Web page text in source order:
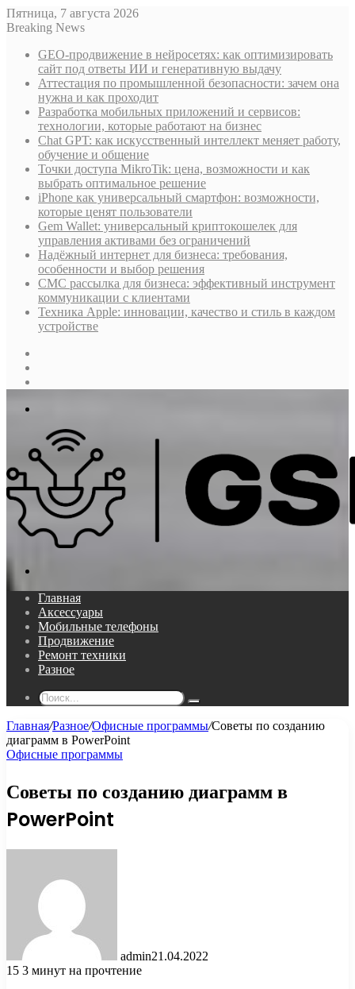
Пятница, 7 августа 2026
Breaking News
GEO-продвижение в нейросетях: как оптимизировать
сайт под ответы ИИ и генеративную выдачу
Аттестация по промышленной безопасности: зачем она
нужна и как проходит
Разработка мобильных приложений и сервисов:
технологии, которые работают на бизнес
Chat GPT: как искусственный интеллект меняет работу,
обучение и общение
Точки доступа MikroTik: цена, возможности и как
выбрать оптимальное решение
iPhone как универсальный смартфон: возможности,
которые ценят пользователи
Gem Wallet: универсальный криптокошелек для
управления активами без ограничений
Надёжный интернет для бизнеса: требования,
особенности и выбор решения
СМС рассылка для бизнеса: эффективный инструмент
коммуникации с клиентами
Техника Apple: инновации, качество и стиль в каждом
устройстве
Главная
Аксессуары
Мобильные телефоны
Продвижение
Ремонт техники
Разное
Поиск...
Главная/Разное/Офисные программы/Советы по созданию
диаграмм в PowerPoint
Офисные программы
Советы по созданию диаграмм в
PowerPoint
admin21.04.2022
15 3 минут на прочтение